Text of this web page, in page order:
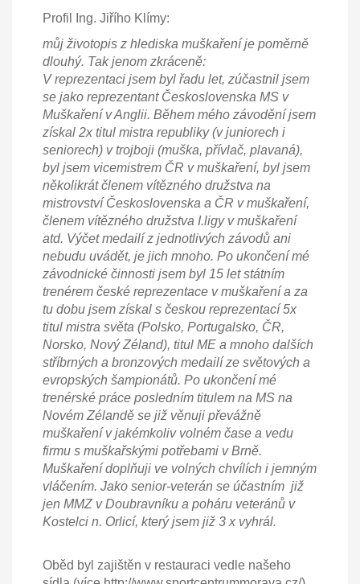
Profil Ing. Jiřího Klímy:
můj životopis z hlediska muškaření je poměrně
dlouhý. Tak jenom zkráceně:
V reprezentaci jsem byl řadu let, zúčastnil jsem
se jako reprezentant Československa MS v
Muškaření v Anglii. Během mého závodění jsem
získal 2x titul mistra republiky (v juniorech i
seniorech) v trojboji (muška, přívlač, plavaná),
byl jsem vicemistrem ČR v muškaření, byl jsem
několikrát členem vítězného družstva na
mistrovství Československa a ČR v muškaření,
členem vítězného družstva I.ligy v muškaření
atd. Výčet medailí z jednotlivých závodů ani
nebudu uvádět, je jich mnoho. Po ukončení mé
závodnické činnosti jsem byl 15 let státním
trenérem české reprezentace v muškaření a za
tu dobu jsem získal s českou reprezentací 5x
titul mistra světa (Polsko, Portugalsko, ČR,
Norsko, Nový Zéland), titul ME a mnoho dalších
stříbrných a bronzových medailí ze světových a
evropských šampionátů. Po ukončení mé
trenérské práce posledním titulem na MS na
Novém Zélandě se již věnuji převážně
muškaření v jakémkoliv volném čase a vedu
firmu s muškařskými potřebami v Brně.
Muškaření doplňuji ve volných chvílích i jemným
vláčením. Jako senior-veterán se účastním již
jen MMZ v Doubravníku a poháru veteránů v
Kostelci n. Orlicí, který jsem již 3 x vyhrál.
Oběd byl zajištěn v restauraci vedle našeho